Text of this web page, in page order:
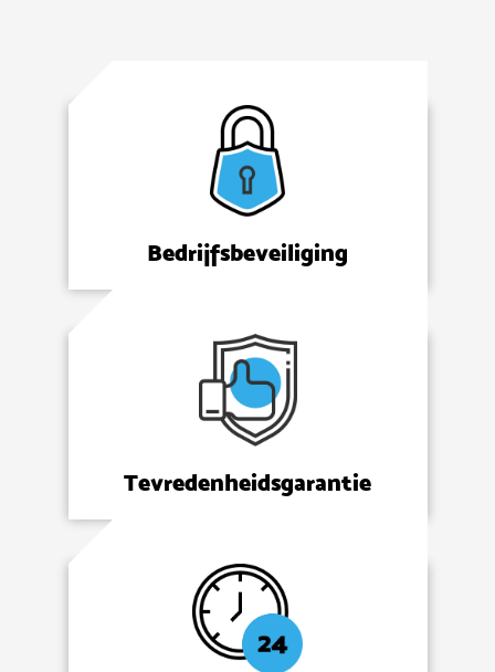
Bedrijfsbeveiliging
Tevredenheidsgarantie